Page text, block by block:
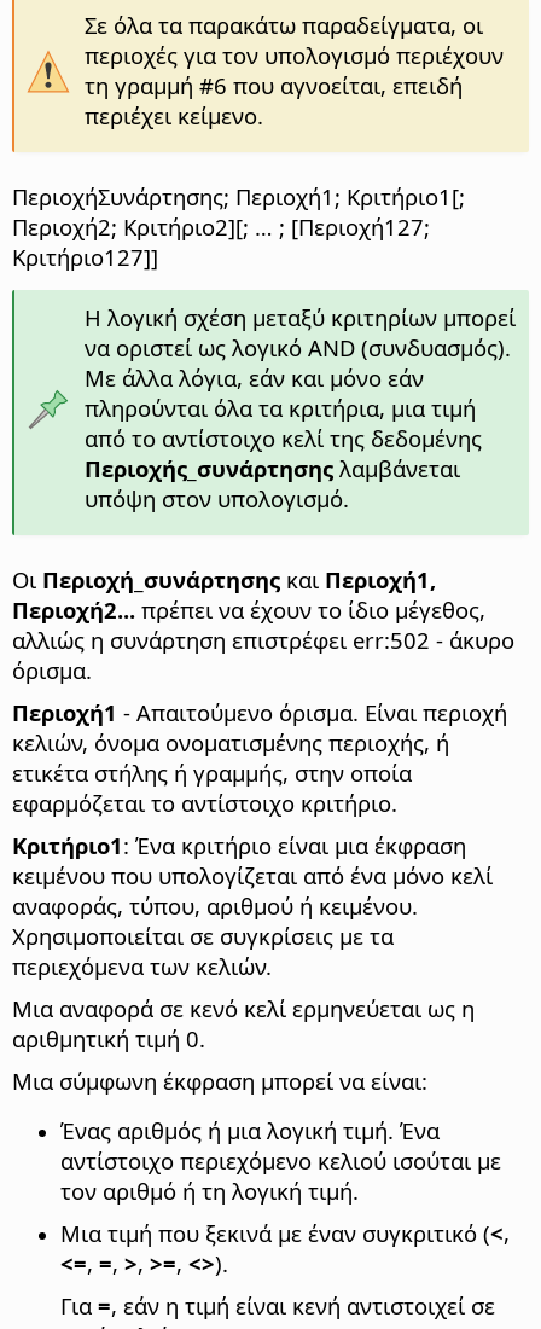
Σε όλα τα παρακάτω παραδείγματα, οι
περιοχές για τον υπολογισμό περιέχουν
τη γραμμή #6 που αγνοείται, επειδή
περιέχει κείμενο.
ΠεριοχήΣυνάρτησης; Περιοχή1; Κριτήριο1[;
Περιοχή2; Κριτήριο2][; … ; [Περιοχή127;
Κριτήριο127]]
Η λογική σχέση μεταξύ κριτηρίων μπορεί
να οριστεί ως λογικό AND (συνδυασμός).
Με άλλα λόγια, εάν και μόνο εάν
πληρούνται όλα τα κριτήρια, μια τιμή
από το αντίστοιχο κελί της δεδομένης
Περιοχής_συνάρτησηςλαμβάνεται
υπόψη στον υπολογισμό.
Οι Περιοχή_συνάρτησης και Περιοχή1,
Περιοχή2... πρέπει να έχουν το ίδιο μέγεθος,
αλλιώς η συνάρτηση επιστρέφει err:502 - άκυρο
όρισμα.
Περιοχή1 - Απαιτούμενο όρισμα. Είναι περιοχή
κελιών, όνομα ονοματισμένης περιοχής, ή
ετικέτα στήλης ή γραμμής, στην οποία
εφαρμόζεται το αντίστοιχο κριτήριο.
Κριτήριο1: Ένα κριτήριο είναι μια έκφραση
κειμένου που υπολογίζεται από ένα μόνο κελί
αναφοράς, τύπου, αριθμού ή κειμένου.
Χρησιμοποιείται σε συγκρίσεις με τα
περιεχόμενα των κελιών.
Μια αναφορά σε κενό κελί ερμηνεύεται ως η
αριθμητική τιμή 0.
Μια σύμφωνη έκφραση μπορεί να είναι:
Ένας αριθμός ή μια λογική τιμή. Ένα
αντίστοιχο περιεχόμενο κελιού ισούται με
τον αριθμό ή τη λογική τιμή.
Μια τιμή που ξεκινά με έναν συγκριτικό (<,
<=, =, >, >=, <>).
Για =, εάν η τιμή είναι κενή αντιστοιχεί σε